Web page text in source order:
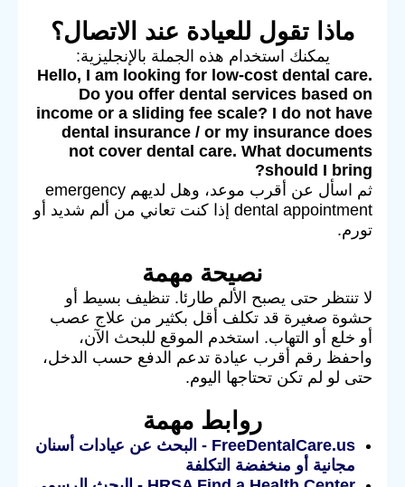
ماذا تقول للعيادة عند الاتصال؟
يمكنك استخدام هذه الجملة بالإنجليزية:
Hello, I am looking for low-cost dental care.
Do you offer dental services based on
income or a sliding fee scale? I do not have
dental insurance / or my insurance does
not cover dental care. What documents
should I bring?
ثم اسأل عن أقرب موعد، وهل لديهم emergency
dental appointment إذا كنت تعاني من ألم شديد أو
تورم.
نصيحة مهمة
لا تنتظر حتى يصبح الألم طارئا. تنظيف بسيط أو
حشوة صغيرة قد تكلف أقل بكثير من علاج عصب
أو خلع أو التهاب. استخدم الموقع للبحث الآن،
واحفظ رقم أقرب عيادة تدعم الدفع حسب الدخل،
حتى لو لم تكن تحتاجها اليوم.
روابط مهمة
FreeDentalCare.us - البحث عن عيادات أسنان
مجانية أو منخفضة التكلفة